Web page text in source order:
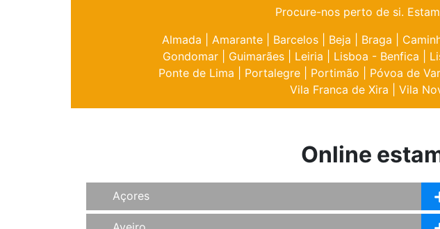
Procure-nos perto de si.
Almada
Amarante Barcelos Beja Braga
Gondomar
Guimarães Leiria Lisboa - Benfica
Ponte de Lima
Portalegre Portimão Póvoa de
Vila Franca de Xira
Vila
Online
Açores